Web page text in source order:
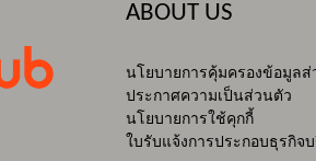
ABOUT US
นโยบายการคุ้มครองข้อมูล
ประกาศความเป็นส่วนตัว
นโยบายการใช้คุกกี้
ใบรับแจ้งการประกอบธุรกิจ